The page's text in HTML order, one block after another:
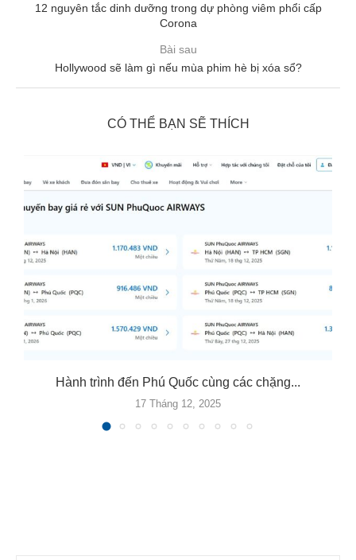
12 nguyên tắc dinh dưỡng trong dự phòng viêm phổi cấp
Corona
Bài sau
Hollywood sẽ làm gì nếu mùa phim hè bị xóa sổ?
CÓ THỂ BẠN SẼ THÍCH
Hành trình đến Phú Quốc cùng các chặng...
17 Tháng 12, 2025